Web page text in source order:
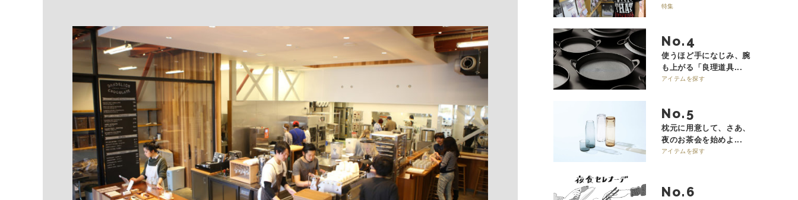
特集
No.
使うほど手になじみ、腕
も上がる「良理道具...
アイテムを探す
No.
枕元に用意して、さあ、
夜のお茶会を始めよ...
アイテムを探す
No.